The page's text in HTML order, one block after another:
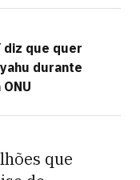
diz que quer
durante
que